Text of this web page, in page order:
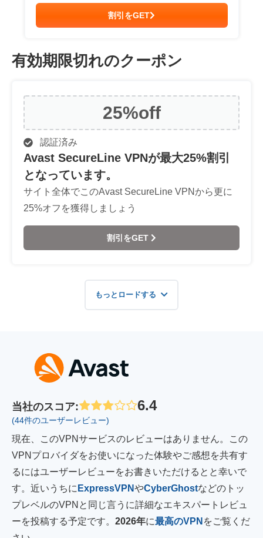
割引をGET
有効期限切れのクーポン
25%off
認証済み
Avast SecureLine VPNが最大25%割引
となっています。
サイト全体でこのAvast SecureLine VPNから更に
25%オフを獲得しましょう
割引をGET
もっとロードする
当社のスコア: 6.4
(44件のユーザーレビュー)
現在、このVPNサービスのレビューはありません。この
VPNプロバイダをお使いになった体験やご感想を共有す
るにはユーザーレビューをお書きいただけるとと幸いで
す。近いうちに ExpressVPNやCyberGhostなどのトッ
プレベルのVPNと同じ言うに詳細なエキスパートレビュ
ーを投稿する予定です。 2026年に最高のVPN をご覧くだ